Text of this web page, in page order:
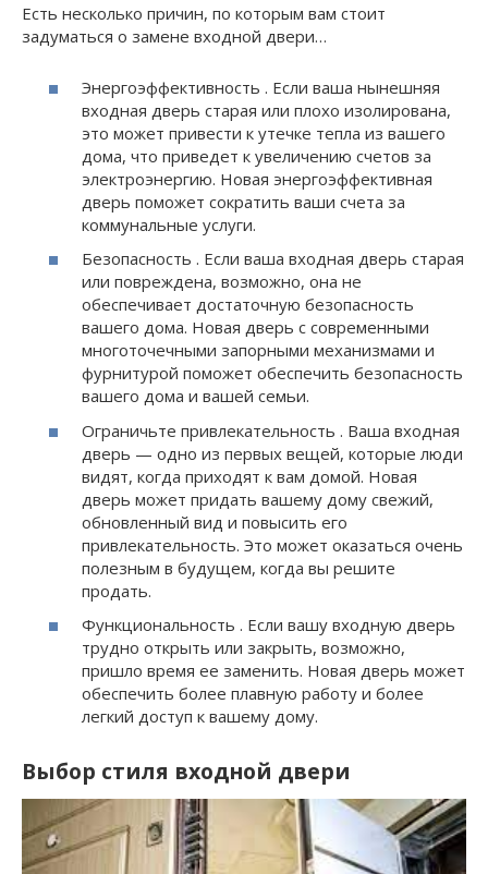
Есть несколько причин, по которым вам стоит
задуматься о замене входной двери…
Энергоэффективность . Если ваша нынешняя
входная дверь старая или плохо изолирована,
это может привести к утечке тепла из вашего
дома, что приведет к увеличению счетов за
электроэнергию. Новая энергоэффективная
дверь поможет сократить ваши счета за
коммунальные услуги.
Безопасность . Если ваша входная дверь старая
или повреждена, возможно, она не
обеспечивает достаточную безопасность
вашего дома. Новая дверь с современными
многоточечными запорными механизмами и
фурнитурой поможет обеспечить безопасность
вашего дома и вашей семьи.
Ограничьте привлекательность . Ваша входная
дверь — одно из первых вещей, которые люди
видят, когда приходят к вам домой. Новая
дверь может придать вашему дому свежий,
обновленный вид и повысить его
привлекательность. Это может оказаться очень
полезным в будущем, когда вы решите
продать.
Функциональность . Если вашу входную дверь
трудно открыть или закрыть, возможно,
пришло время ее заменить. Новая дверь может
обеспечить более плавную работу и более
легкий доступ к вашему дому.
Выбор стиля входной двери